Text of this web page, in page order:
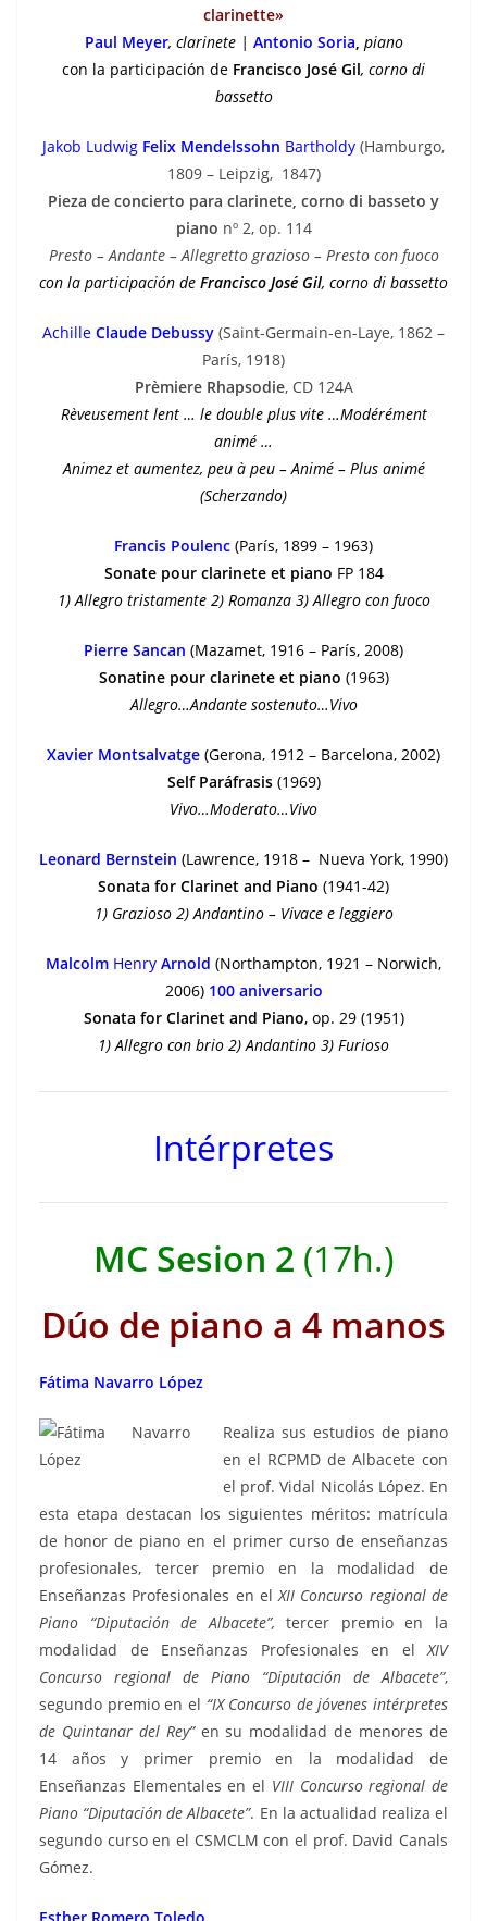
clarinette»
Paul Meyer, clarinete | Antonio Soria, piano
con la participación de Francisco José Gil, corno di
bassetto
Jakob Ludwig Felix Mendelssohn Bartholdy (Hamburgo,
1809 – Leipzig, 1847)
Pieza de concierto para clarinete, corno di basseto y
piano nº 2, op. 114
Presto – Andante – Allegretto grazioso – Presto con fuoco
con la participación de Francisco José Gil, corno di bassetto
Achille Claude Debussy (Saint-Germain-en-Laye, 1862 –
París, 1918)
Prèmiere Rhapsodie, CD 124A
Rèveusement lent … le double plus vite …Modérément
animé …
Animez et aumentez, peu à peu – Animé – Plus animé
(Scherzando)
Francis Poulenc (París, 1899 – 1963)
Sonate pour clarinete et piano FP 184
1) Allegro tristamente 2) Romanza 3) Allegro con fuoco
Pierre Sancan (Mazamet, 1916 – París, 2008)
Sonatine pour clarinete et piano (1963)
Allegro…Andante sostenuto…Vivo
Xavier Montsalvatge (Gerona, 1912 – Barcelona, 2002)
Self Paráfrasis (1969)
Vivo…Moderato…Vivo
Leonard Bernstein (Lawrence, 1918 – Nueva York, 1990)
Sonata for Clarinet and Piano (1941-42)
1) Grazioso 2) Andantino – Vivace e leggiero
Malcolm Henry Arnold (Northampton, 1921 – Norwich,
2006) 100 aniversario
Sonata for Clarinet and Piano, op. 29 (1951)
1) Allegro con brio 2) Andantino 3) Furioso
Intérpretes
MC Sesion 2 (17h.)
Dúo de piano a 4 manos
Fátima Navarro López
Realiza sus estudios de piano
en el RCPMD de Albacete con
el prof. Vidal Nicolás López. En
esta etapa destacan los siguientes méritos: matrícula
de honor de piano en el primer curso de enseñanzas
profesionales, tercer premio en la modalidad de
Enseñanzas Profesionales en elXII Concurso regional de
Piano “Diputación de Albacete”, tercer premio en la
modalidad de Enseñanzas Profesionales en elXIV
Concurso regional de Piano “Diputación de Albacete”,
segundo premio en el “IX Concurso de jóvenes intérpretes
de Quintanar del Rey” en su modalidad de menores de
14 años y primer premio en la modalidad de
Enseñanzas Elementales en el VIII Concurso regional de
Piano “Diputación de Albacete”. En la actualidad realiza el
segundo curso en el CSMCLM con el prof. David Canals
Gómez.